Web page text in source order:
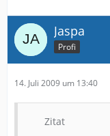
Jaspa
Profi
14. Juli 2009 um 13:40
Zitat